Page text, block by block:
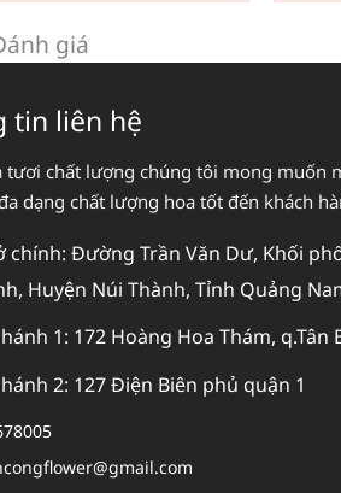
giá
tin liên hệ
tươi chất lượng chúng tôi mong muốn
dạng chất lượng hoa tốt đến khách
chính: Đường Trần Văn Dư, Khối
Huyện Núi Thành, Tỉnh Quảng
1: 172 Hoàng Hoa Thám, q.Tân
2: 127 Điện Biên phủ quận 1